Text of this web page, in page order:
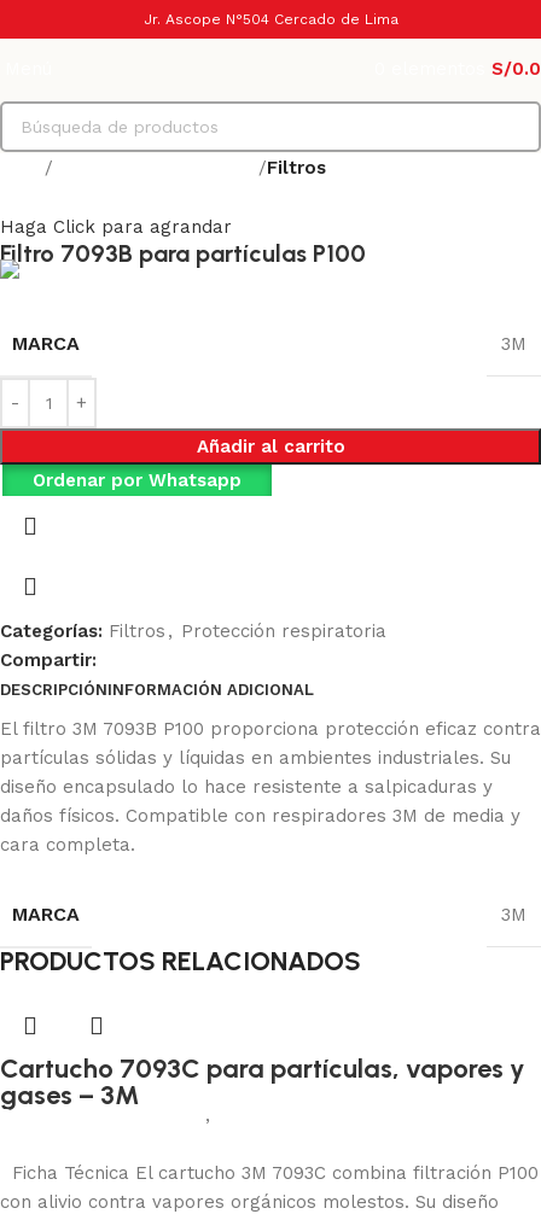
Jr. Ascope N°504 Cercado de Lima
S/
Filtros
Haga Click para agrandar
Filtro 7093B para partículas P100
MARCA 3M
Añadir al carrito
Ordenar por Whatsapp
Categorías: Filtros , Protección respiratoria
Compartir:
DESCRIPCIÓNINFORMACIÓN ADICIONAL
El filtro 3M 7093B P100 proporciona protección eficaz contra
partículas sólidas y líquidas en ambientes industriales. Su
diseño encapsulado lo hace resistente a salpicaduras y
daños físicos. Compatible con respiradores 3M de media y
cara completa.
MARCA 3M
PRODUCTOS RELACIONADOS
Cartucho 7093C para partículas, vapores y
gases – 3M
Protección respiratoria ,
Ficha Técnica El cartucho 3M 7093C combina filtración P100
con alivio contra vapores orgánicos molestos. Su diseño